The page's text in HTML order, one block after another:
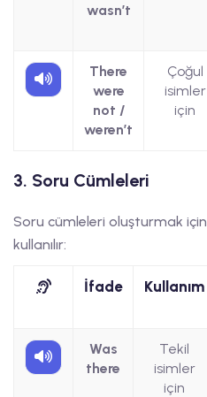
wasn’t
There
were
not /
weren’t
Çoğul
isimler
için
3. Soru Cümleleri
Soru cümleleri oluşturmak için
kullanılır:
İfade Kullanım
Was
there
Tekil
isimler
için